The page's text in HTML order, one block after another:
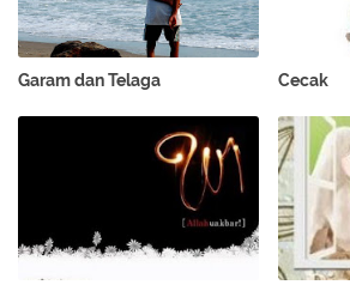
Garam dan Telaga Cecak